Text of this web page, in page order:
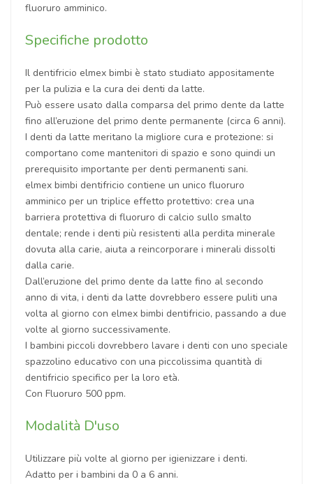
fluoruro amminico.
Specifiche prodotto
Il dentifricio elmex bimbi è stato studiato appositamente
per la pulizia e la cura dei denti da latte.
Può essere usato dalla comparsa del primo dente da latte
fino all’eruzione del primo dente permanente (circa 6 anni).
I denti da latte meritano la migliore cura e protezione: si
comportano come mantenitori di spazio e sono quindi un
prerequisito importante per denti permanenti sani.
elmex bimbi dentifricio contiene un unico fluoruro
amminico per un triplice effetto protettivo: crea una
barriera protettiva di fluoruro di calcio sullo smalto
dentale; rende i denti più resistenti alla perdita minerale
dovuta alla carie, aiuta a reincorporare i minerali dissolti
dalla carie.
Dall’eruzione del primo dente da latte fino al secondo
anno di vita, i denti da latte dovrebbero essere puliti una
volta al giorno con elmex bimbi dentifricio, passando a due
volte al giorno successivamente.
I bambini piccoli dovrebbero lavare i denti con uno speciale
spazzolino educativo con una piccolissima quantità di
dentifricio specifico per la loro età.
Con Fluoruro 500 ppm.
Modalità D'uso
Utilizzare più volte al giorno per igienizzare i denti.
Adatto per i bambini da 0 a 6 anni.